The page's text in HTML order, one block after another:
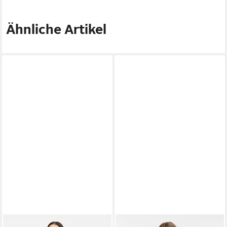
Ähnliche Artikel